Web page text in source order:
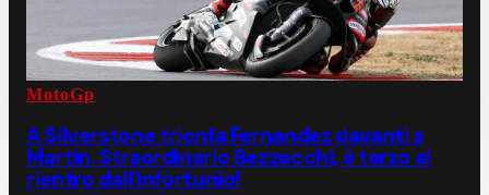
MotoGp
A Silverstone trionfa Fernandez davanti a
Martin. Straordinario Bezzecchi, è terzo al
rientro dall'infortunio!